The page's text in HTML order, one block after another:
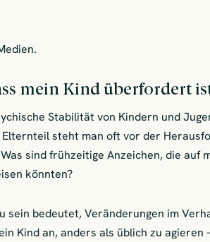
mein Kind überfordert
Stabilität von Kindern und
steht man oft vor der
sind frühzeitige Anzeichen, die auf
könnten?
sein bedeutet, Veränderungen im
Kind an, anders als üblich zu agieren